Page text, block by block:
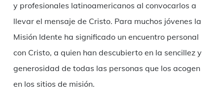
y profesionales latinoamericanos al convocarlos a
llevar el mensaje de Cristo. Para muchos jóvenes la
Misión Idente ha significado un encuentro personal
con Cristo, a quien han descubierto en la sencillez y
generosidad de todas las personas que los acogen
en los sitios de misión.